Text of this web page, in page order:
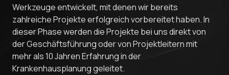
Werkzeuge entwickelt, mit denen wir bereits
zahlreiche Projekte erfolgreich vorbereitet haben. In
dieser Phase werden die Projekte bei uns direkt von
der Geschäftsführung oder von Projektleitern mit
mehr als 10 Jahren Erfahrung in der
Krankenhausplanung geleitet.